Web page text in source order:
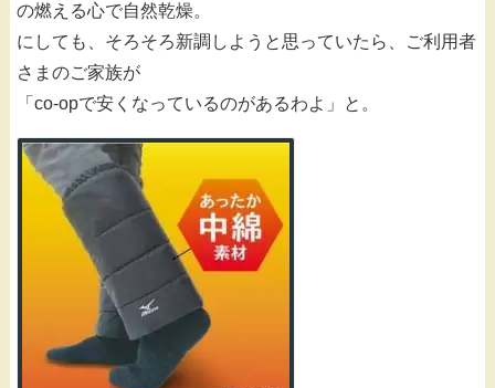
の燃える心で自然乾燥。
にしても、そろそろ新調しようと思っていたら、ご利用者
さまのご家族が
「co-opで安くなっているのがあるわよ」と。